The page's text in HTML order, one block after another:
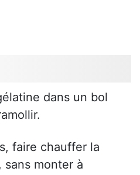
dans un bol
faire chauffer la
sans monter à